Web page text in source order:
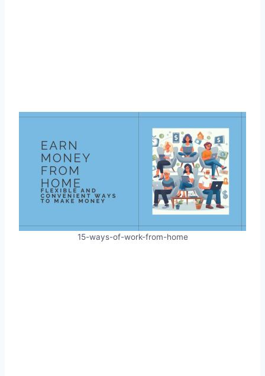
15-ways-of-work-from-home